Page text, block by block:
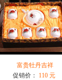
富贵牡丹吉祥
促销价：
110 元